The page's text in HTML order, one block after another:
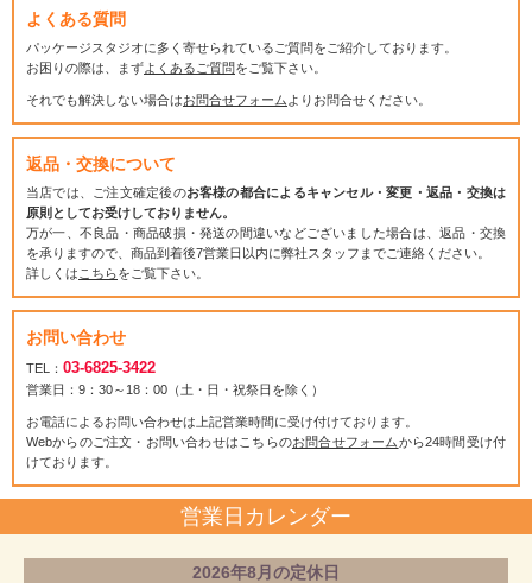
よくある質問
パッケージスタジオに多く寄せられているご質問をご紹介しております。
お困りの際は、まずよくあるご質問をご覧下さい。
それでも解決しない場合はお問合せフォーム よりお問合せください。
返品・交換について
当店では、ご注文確定後のお客様の都合によるキャンセル・変更・返品・交換は
原則としてお受けしておりません。
万が一、不良品・商品破損・発送の間違いなどございました場合は、返品・交換
を承りますので、商品到着後7営業日以内に弊社スタッフまでご連絡ください。
詳しくは こちらをご覧下さい。
お問い合わせ
TEL： 03-6825-3422
営業日：9：30～18：00（土・日・祝祭日を除く）
お電話によるお問い合わせは上記営業時間に受け付けております。
Webからのご注文・お問い合わせはこちらのお問合せフォームから24時間受け付
けております。
営業日カレンダー
2026年8月の定休日